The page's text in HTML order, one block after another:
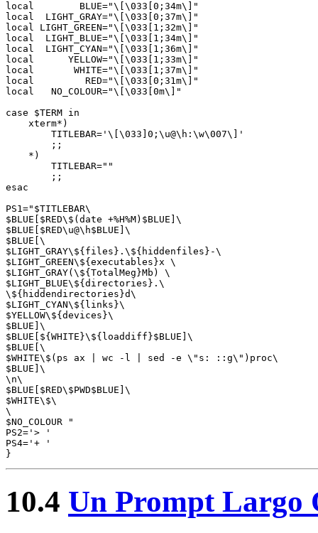
local        BLUE="\[\033[0;34m\]"
local  LIGHT_GRAY="\[\033[0;37m\]"
local LIGHT_GREEN="\[\033[1;32m\]"
local  LIGHT_BLUE="\[\033[1;34m\]"
local  LIGHT_CYAN="\[\033[1;36m\]"
local      YELLOW="\[\033[1;33m\]"
local       WHITE="\[\033[1;37m\]"
local         RED="\[\033[0;31m\]"
local   NO_COLOUR="\[\033[0m\]"
case $TERM in
    xterm*)
        TITLEBAR='\[\033]0;\u@\h:\w\007\]'
        ;;
    *)
        TITLEBAR=""
        ;;
esac
PS1="$TITLEBAR\
$BLUE[$RED\$(date +%H%M)$BLUE]\
$BLUE[$RED\u@\h$BLUE]\
$BLUE[\
$LIGHT_GRAY\${files}.\${hiddenfiles}-\
$LIGHT_GREEN\${executables}x \
$LIGHT_GRAY(\${TotalMeg}Mb) \
$LIGHT_BLUE\${directories}.\
\${hiddendirectories}d\
$LIGHT_CYAN\${links}\
$YELLOW\${devices}\
$BLUE]\
$BLUE[${WHITE}\${loaddiff}$BLUE]\
$BLUE[\
$WHITE\$(ps ax | wc -l | sed -e \"s: ::g\")proc\
$BLUE]\
\n\
$BLUE[$RED\$PWD$BLUE]\
$WHITE\$\
\
$NO_COLOUR "
PS2='> '
PS4='+ '
10.4 Un Prompt Largo